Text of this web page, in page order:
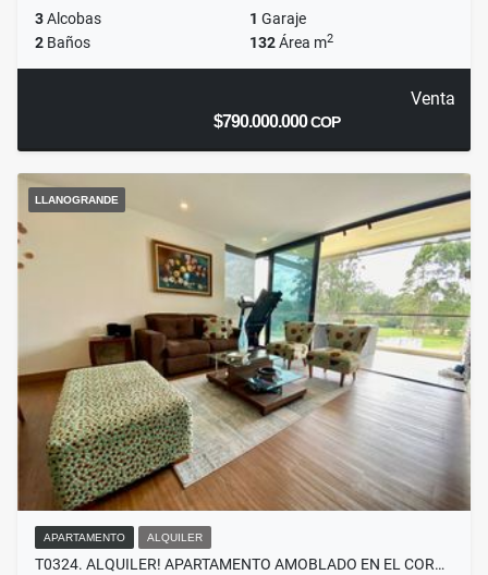
3Alcobas 1 Garaje
2 Baños 132Área m2
Venta
$790.000.000COP
LLANOGRANDE
APARTAMENTO ALQUILER
T0324. ALQUILER! APARTAMENTO AMOBLADO EN EL COR…